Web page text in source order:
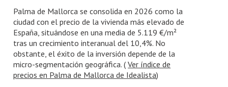
Palma de Mallorca se consolida en 2026 como la
ciudad con el precio de la vivienda más elevado de
España, situándose en una media de 5.119 €/m²
tras un crecimiento interanual del 10,4%. No
obstante, el éxito de la inversión depende de la
micro-segmentación geográfica. (Ver índice de
precios en Palma de Mallorca de Idealista)